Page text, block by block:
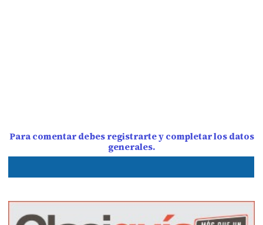
Para comentar debes registrarte y completar los datos
generales.